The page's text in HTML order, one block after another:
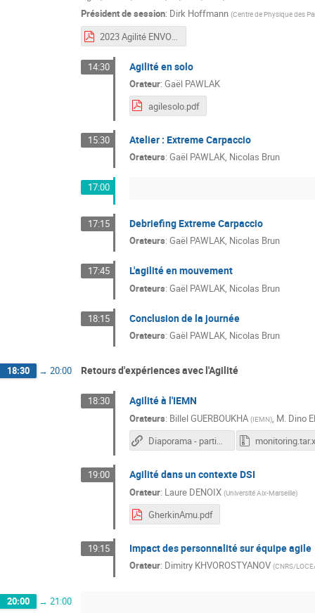
Président de session: Dirk Hoffmann (Centre de Physique des
2023 Agilité ENVOL 2023 - v2.pdf
14:30 Agilité en solo
Orateur: Gaël PAWLAK
agilesolo.pdf
15:30 Atelier : Extreme Carpaccio
Orateurs: Gaël PAWLAK, Nicolas Brun
17:00
17:15 Debriefing Extreme Carpaccio
Orateurs: Gaël PAWLAK, Nicolas Brun
17:45 L'agilité en mouvement
Orateurs: Gaël PAWLAK, Nicolas Brun
18:15 Conclusion de la journée
Orateurs: Gaël PAWLAK, Nicolas Brun
18:30 → 20:00 Retours d'expériences avec l'Agilité
18:30 Agilité à l'IEMN
Orateurs: Billel GUERBOUKHA (IEMN), M. Dino
Diaporama - partie 1
19:00 Agilité dans un contexte DSI
Orateur: Laure DENOIX (Université Aix-Marseille)
GherkinAmu.pdf
19:15 Impact des personnalité sur équipe agile
Orateur: Dimitry KHVOROSTYANOV (CNRS/
20:00 → 21:00